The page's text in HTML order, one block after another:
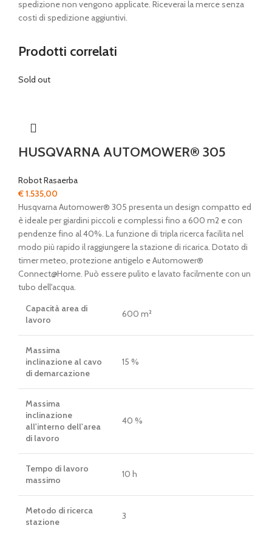
spedizione non vengono applicate. Riceverai la merce senza
costi di spedizione aggiuntivi.
Prodotti correlati
Sold out
HUSQVARNA AUTOMOWER® 305
Robot Rasaerba
€1.535,00
Husqvarna Automower® 305 presenta un design compatto ed
è ideale per giardini piccoli e complessi fino a 600 m2 e con
pendenze fino al 40%. La funzione di tripla ricerca facilita nel
modo più rapido il raggiungere la stazione di ricarica. Dotato di
timer meteo, protezione antigelo e Automower®
Connect@Home. Può essere pulito e lavato facilmente con un
tubo dell'acqua.
Capacità area di
lavoro
600 m²
Massima
inclinazione al cavo
di demarcazione
15 %
Massima
inclinazione
all'interno dell'area
di lavoro
40 %
Tempo di lavoro
massimo
10 h
Metodo di ricerca
stazione
3